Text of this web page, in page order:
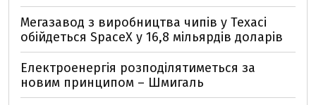
Мегазавод з виробництва чипів у Техасі
обійдеться SpaceX у 16,8 мільярдів доларів
Електроенергія розподілятиметься за
новим принципом – Шмигаль